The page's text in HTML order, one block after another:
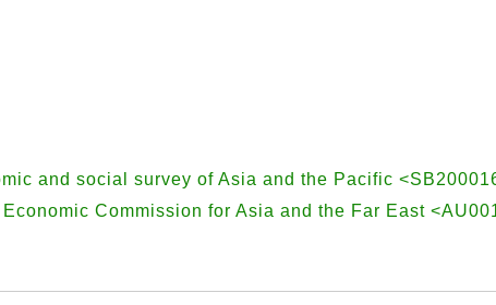
and social survey of Asia and the Pacific
Commission for Asia and the Far East